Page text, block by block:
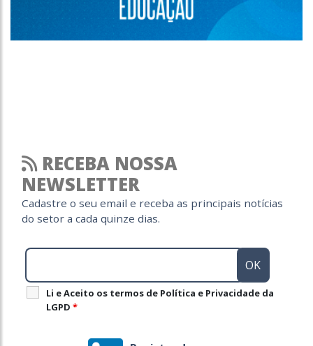
RECEBA NOSSA
NEWSLETTER
Cadastre o seu email e receba as principais notícias
do setor a cada quinze dias.
Li e Aceito os termos de Política e Privacidade da
LGPD *